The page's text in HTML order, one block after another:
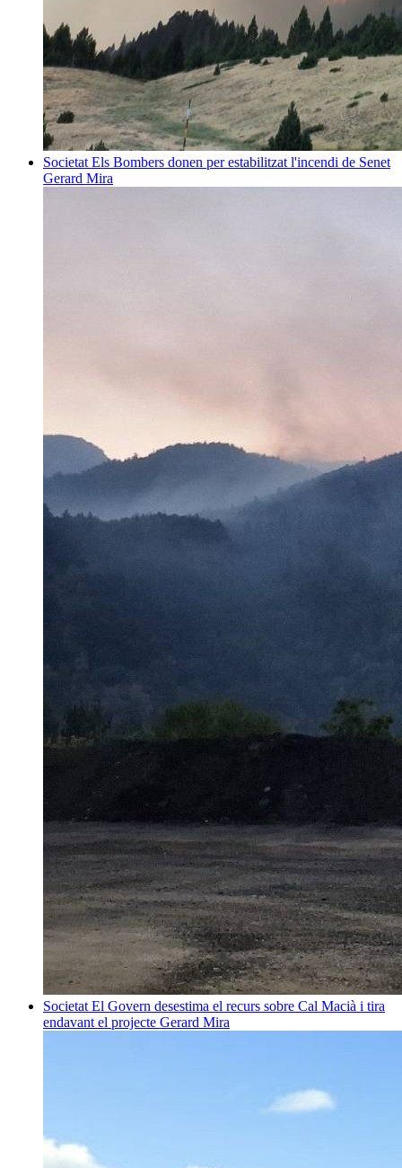
Societat Els Bombers donen per estabilitzat l'incendi de Senet
Gerard Mira
Societat El Govern desestima el recurs sobre Cal Macià i tira
endavant el projecte Gerard Mira